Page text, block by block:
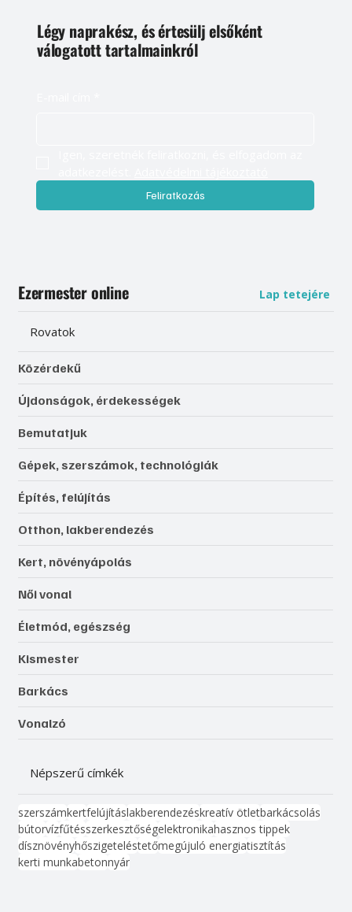
Légy naprakész, és értesülj elsőként
válogatott tartalmainkról
Feliratkozás
Ezermester online Lap tetejére
Rovatok
Közérdekű
Újdonságok, érdekességek
Bemutatjuk
Gépek, szerszámok, technológiák
Építés, felújítás
Otthon, lakberendezés
Kert, növényápolás
Női vonal
Életmód, egészség
Kismester
Barkács
Vonalzó
Népszerű címkék
szerszámkertfelújításlakberendezéskreatív ötletbarkácsolás
bútorvízfűtésszerkesztőségelektronikahasznos tippek
dísznövényhőszigeteléstetőmegújuló energiatisztítás
kerti munkabetonnyár